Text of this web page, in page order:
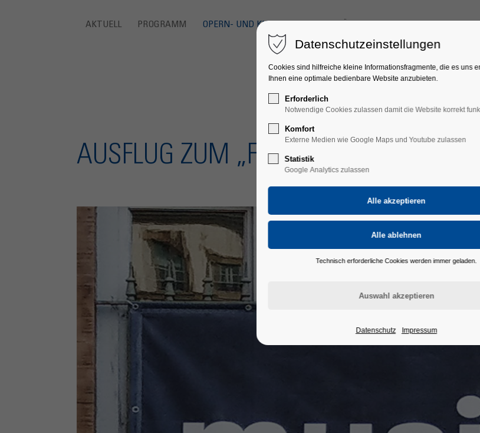
AKTUELL PROGRAMM OPERN- UND KULTURFAHRTEN
AUSFLUG ZUM „FESTIVAL MUSICA“
Datenschutzeinstellungen
Cookies sind hilfreiche kleine Informationsfragmente, die es uns
Ihnen eine optimale bedienbare Website anzubieten.
Erforderlich
Notwendige Cookies zulassen damit die Website korrekt
Komfort
Externe Medien wie Google Maps und Youtube zulassen
Statistik
Google Analytics zulassen
Technisch erforderliche Cookies werden immer geladen.
Datenschutz Impressum